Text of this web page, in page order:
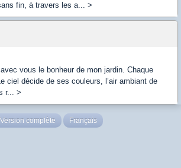
fin, à travers les a... >
vous le bonheur de mon jardin. Chaque
ciel décide de ses couleurs, l’air ambiant de
r... >
Version complète Français